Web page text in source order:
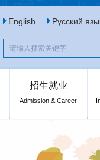
English Русский
招生就业
Admission & Career